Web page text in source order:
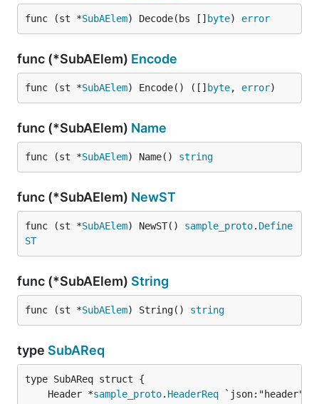
func (st *SubAElem) Decode(bs [] byte) error
func (*SubAElem) Encode
func (st *SubAElem) Encode() ([] byte, error)
func (*SubAElem) Name
func (st *SubAElem) Name() string
func (*SubAElem) NewST
func (st *SubAElem) NewST() sample_proto. Define
ST
func (*SubAElem) String
func (st *SubAElem) String() string
type SubAReq
	Header *
sample_proto. HeaderReq